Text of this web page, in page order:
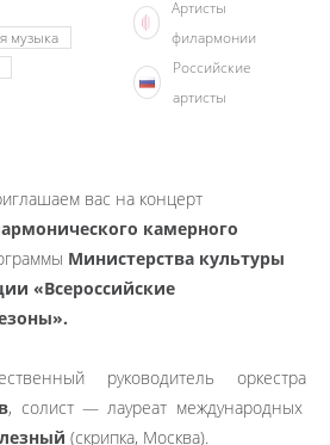
музыка
Артисты
филармонии
Российские
артисты
вас на концерт
камерного
Министерства культуры
«Всероссийские
руководитель оркестра
, солист — лауреат международных
(скрипка, Москва).